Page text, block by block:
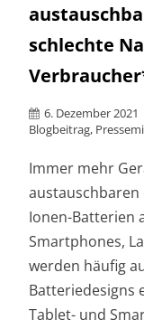
schlechte
6. Dezember 2021
Blogbeitrag,
Immer mehr
Ionen-Batterien
Smartphones,
werden häufig
Batteriedesigns
Tablet- und